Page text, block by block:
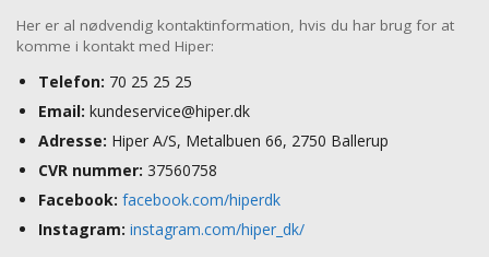
Her er al nødvendig kontaktinformation, hvis du har brug for at
komme i kontakt med Hiper:
Telefon: 70 25 25 25
Email: kundeservice@hiper.dk
Adresse: Hiper A/S, Metalbuen 66, 2750 Ballerup
CVR nummer: 37560758
Facebook: facebook.com/hiperdk
Instagram: instagram.com/hiper_dk/